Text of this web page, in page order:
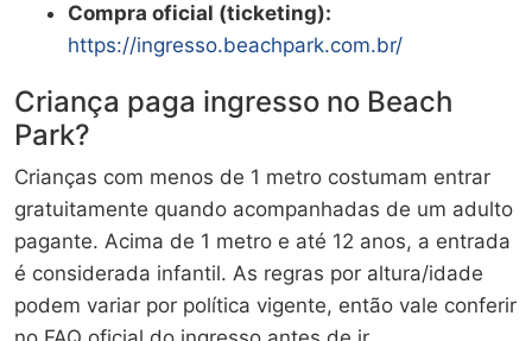
Compra oficial (ticketing):
https://ingresso.beachpark.com.br/
Criança paga ingresso no Beach
Park?
Crianças com menos de 1 metro costumam entrar
gratuitamente quando acompanhadas de um adulto
pagante. Acima de 1 metro e até 12 anos, a entrada
é considerada infantil. As regras por altura/idade
podem variar por política vigente, então vale conferir